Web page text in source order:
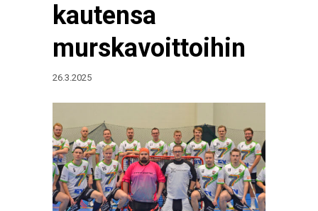
kautensa
murskavoittoihin
26.3.2025